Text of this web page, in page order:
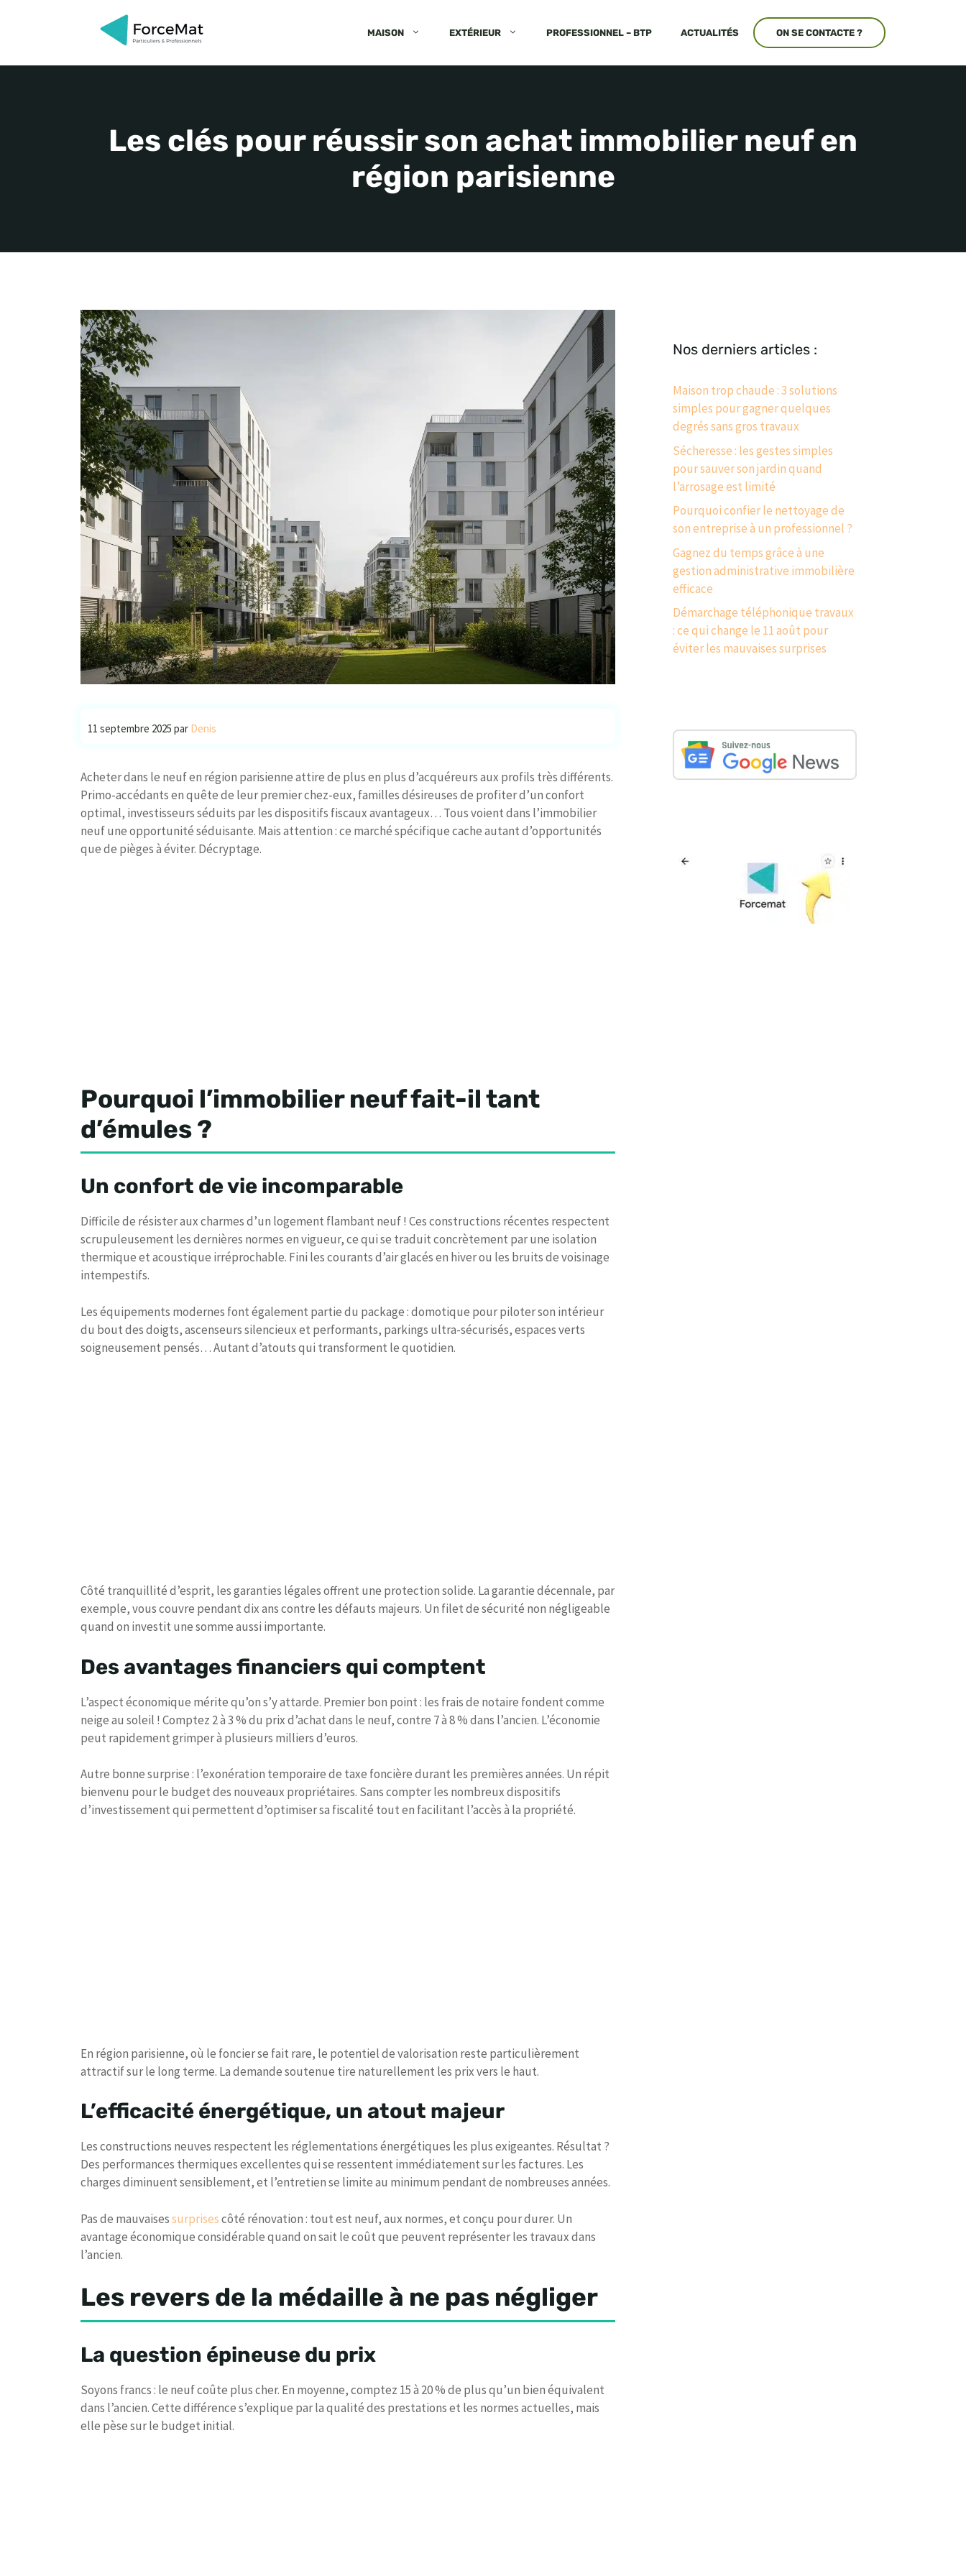
MAISON EXTÉRIEUR PROFESSIONNEL – BTP ACTUALITÉS ON SE CONTACTE ?
Les clés pour réussir son achat immobilier neuf en
région parisienne
11 septembre 2025 par Denis
Acheter dans le neuf en région parisienne attire de plus en plus d’acquéreurs aux profils très différents.
Primo-accédants en quête de leur premier chez-eux, familles désireuses de profiter d’un confort
optimal, investisseurs séduits par les dispositifs fiscaux avantageux… Tous voient dans l’immobilier
neuf une opportunité séduisante. Mais attention : ce marché spécifique cache autant d’opportunités
que de pièges à éviter. Décryptage.
Pourquoi l’immobilier neuf fait-il tant
d’émules ?
Un confort de vie incomparable
Difficile de résister aux charmes d’un logement flambant neuf ! Ces constructions récentes respectent
scrupuleusement les dernières normes en vigueur, ce qui se traduit concrètement par une isolation
thermique et acoustique irréprochable. Fini les courants d’air glacés en hiver ou les bruits de voisinage
intempestifs.
Les équipements modernes font également partie du package : domotique pour piloter son intérieur
du bout des doigts, ascenseurs silencieux et performants, parkings ultra-sécurisés, espaces verts
soigneusement pensés… Autant d’atouts qui transforment le quotidien.
Côté tranquillité d’esprit, les garanties légales offrent une protection solide. La garantie décennale, par
exemple, vous couvre pendant dix ans contre les défauts majeurs. Un filet de sécurité non négligeable
quand on investit une somme aussi importante.
Des avantages financiers qui comptent
L’aspect économique mérite qu’on s’y attarde. Premier bon point : les frais de notaire fondent comme
neige au soleil ! Comptez 2 à 3 % du prix d’achat dans le neuf, contre 7 à 8 % dans l’ancien. L’économie
peut rapidement grimper à plusieurs milliers d’euros.
Autre bonne surprise : l’exonération temporaire de taxe foncière durant les premières années. Un répit
bienvenu pour le budget des nouveaux propriétaires. Sans compter les nombreux dispositifs
d’investissement qui permettent d’optimiser sa fiscalité tout en facilitant l’accès à la propriété.
En région parisienne, où le foncier se fait rare, le potentiel de valorisation reste particulièrement
attractif sur le long terme. La demande soutenue tire naturellement les prix vers le haut.
L’efficacité énergétique, un atout majeur
Les constructions neuves respectent les réglementations énergétiques les plus exigeantes. Résultat ?
Des performances thermiques excellentes qui se ressentent immédiatement sur les factures. Les
charges diminuent sensiblement, et l’entretien se limite au minimum pendant de nombreuses années.
Pas de mauvaisessurprisescôté rénovation : tout est neuf, aux normes, et conçu pour durer. Un
avantage économique considérable quand on sait le coût que peuvent représenter les travaux dans
l’ancien.
Les revers de la médaille à ne pas négliger
La question épineuse du prix
Soyons francs : le neuf coûte plus cher. En moyenne, comptez 15 à 20 % de plus qu’un bien équivalent
dans l’ancien. Cette différence s’explique par la qualité des prestations et les normes actuelles, mais
elle pèse sur le budget initial.
Nos derniers articles :
Maison trop chaude : 3 solutions
simples pour gagner quelques
degrés sans gros travaux
Sécheresse : les gestes simples
pour sauver son jardin quand
l’arrosage est limité
Pourquoi confier le nettoyage de
son entreprise à un professionnel ?
Gagnez du temps grâce à une
gestion administrative immobilière
efficace
Démarchage téléphonique travaux
: ce qui change le 11 août pour
éviter les mauvaises surprises